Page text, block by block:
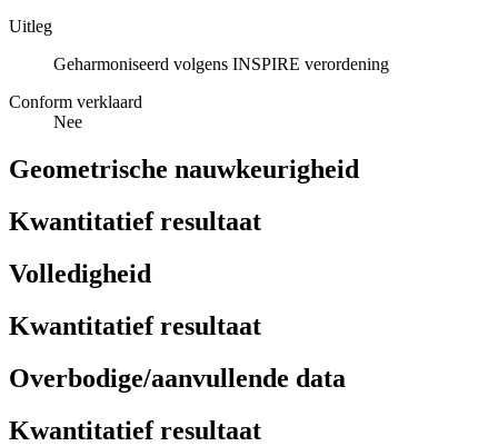
Uitleg
Geharmoniseerd volgens INSPIRE verordening
Conform verklaard
Nee
Geometrische nauwkeurigheid
Kwantitatief resultaat
Volledigheid
Kwantitatief resultaat
Overbodige/aanvullende data
Kwantitatief resultaat